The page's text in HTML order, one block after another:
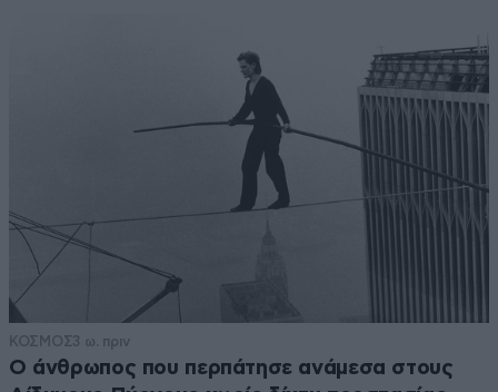
ΚΟΣΜΟΣ3 ω. πριν
Ο άνθρωπος που περπάτησε ανάμεσα στους